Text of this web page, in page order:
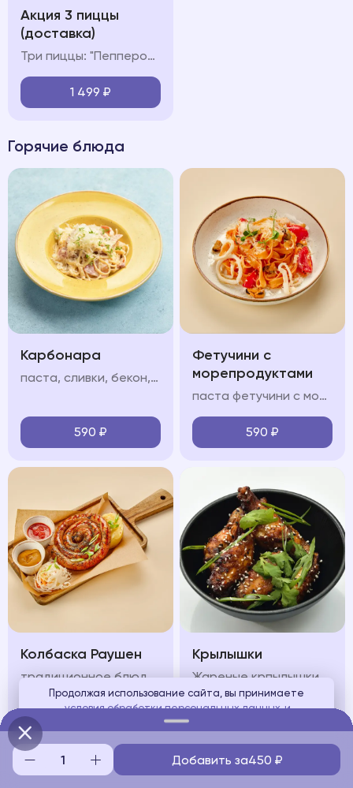
Акция 3 пиццы
(доставка)
Три пиццы: "Пепперони", "Карбонара" и "Ветчина-Грибы"
1 499 ₽
Горячие блюда
Карбонара
паста, сливки, бекон, яйцо, пармезан
590 ₽
Фетучини с
морепродуктами
паста фетучини с морепродуктами в сливочно-томатном соусе с кальмарами, мидиями и креветками
590 ₽
Колбаска Раушен
650₽
Крылышки
580₽
Продолжая использование сайта, вы принимаете
условия обработки персональных данныхи
соглашаетесь с использованием аналитических файлов
Понятно
Добавить за450 ₽